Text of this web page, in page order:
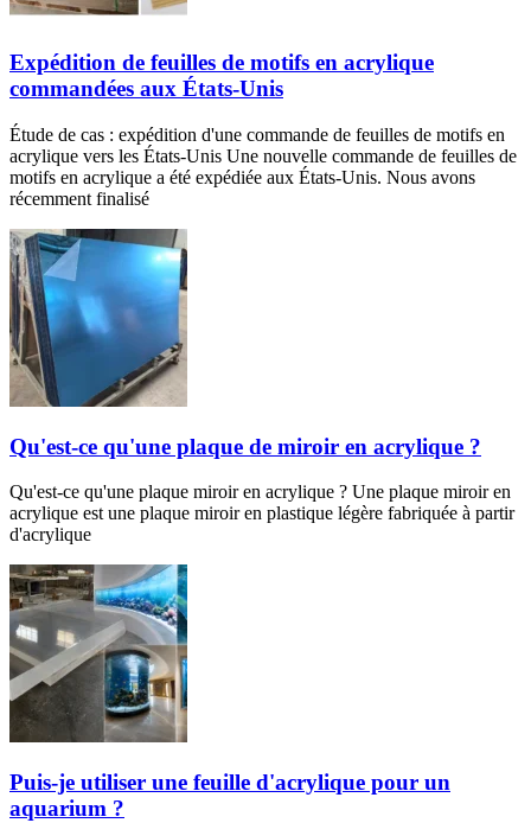
Expédition de feuilles de motifs en acrylique
commandées aux États-Unis
Étude de cas : expédition d'une commande de feuilles de motifs en
acrylique vers les États-Unis Une nouvelle commande de feuilles de
motifs en acrylique a été expédiée aux États-Unis. Nous avons
récemment finalisé
Qu'est-ce qu'une plaque de miroir en acrylique ?
Qu'est-ce qu'une plaque miroir en acrylique ? Une plaque miroir en
acrylique est une plaque miroir en plastique légère fabriquée à partir
d'acrylique
Puis-je utiliser une feuille d'acrylique pour un
aquarium ?